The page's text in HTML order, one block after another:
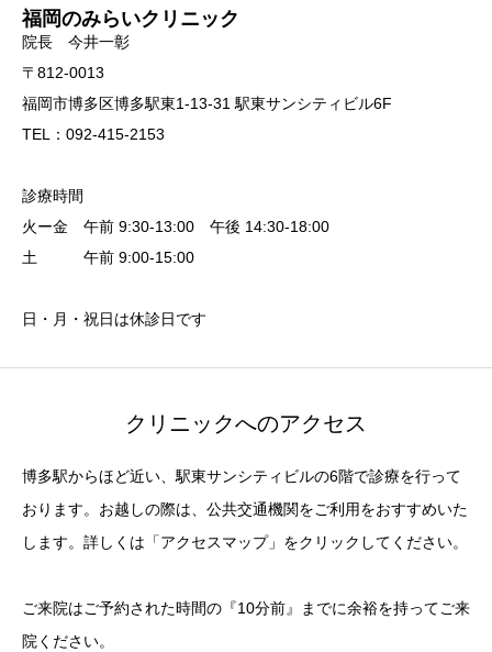
福岡のみらいクリニック
院長 今井一彰
〒812-0013
福岡市博多区博多駅東1-13-31 駅東サンシティビル6F
TEL：092-415-2153
診療時間
火ー金 午前 9:30-13:00 午後 14:30-18:00
土 午前 9:00-15:00
日・月・祝日は休診日です
クリニックへのアクセス
博多駅からほど近い、駅東サンシティビルの6階で診療を行って
おります。お越しの際は、公共交通機関をご利用をおすすめいた
します。詳しくは「アクセスマップ」をクリックしてください。
ご来院はご予約された時間の『10分前』までに余裕を持ってご来
院ください。